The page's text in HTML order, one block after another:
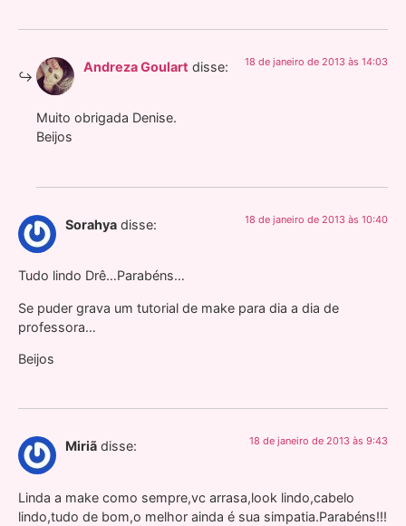
Andreza Goulart disse: 18 de janeiro de 2013 às 14:03
Muito obrigada Denise.
Beijos
Sorahya disse: 18 de janeiro de 2013 às 10:40
Tudo lindo Drê…Parabéns…
Se puder grava um tutorial de make para dia a dia de
professora…
Beijos
Miriã disse: 18 de janeiro de 2013 às 9:43
Linda a make como sempre,vc arrasa,look lindo,cabelo
lindo,tudo de bom,o melhor ainda é sua simpatia.Parabéns!!!